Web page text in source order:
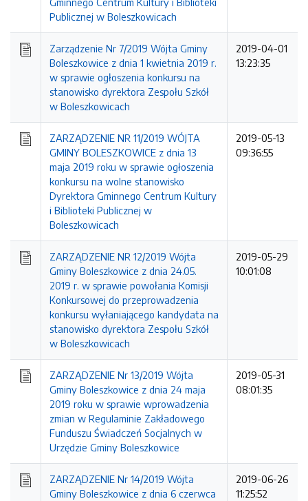
Publicznej w Boleszkowicach
Zarządzenie Nr 7/2019 Wójta Gminy
Boleszkowice z dnia 1 kwietnia 2019 r.
w sprawie ogłoszenia konkursu na
stanowisko dyrektora Zespołu Szkół
w Boleszkowicach
2019-04-01
13:23:35
ZARZĄDZENIE NR 11/2019 WÓJTA
GMINY BOLESZKOWICE z dnia 13
maja 2019 roku w sprawie ogłoszenia
konkursu na wolne stanowisko
Dyrektora Gminnego Centrum Kultury
i Biblioteki Publicznej w
Boleszkowicach
2019-05-13
09:36:55
ZARZĄDZENIE NR 12/2019 Wójta
Gminy Boleszkowice z dnia 24.05.
2019 r. w sprawie powołania Komisji
Konkursowej do przeprowadzenia
konkursu wyłaniającego kandydata na
stanowisko dyrektora Zespołu Szkół
w Boleszkowicach
2019-05-29
10:01:08
ZARZĄDZENIE Nr 13/2019 Wójta
Gminy Boleszkowice z dnia 24 maja
2019 roku w sprawie wprowadzenia
zmian w Regulaminie Zakładowego
Funduszu Świadczeń Socjalnych w
Urzędzie Gminy Boleszkowice
2019-05-31
08:01:35
ZARZĄDZENIE Nr 14/2019 Wójta
Gminy Boleszkowice z dnia 6 czerwca
2019-06-26
11:25:52